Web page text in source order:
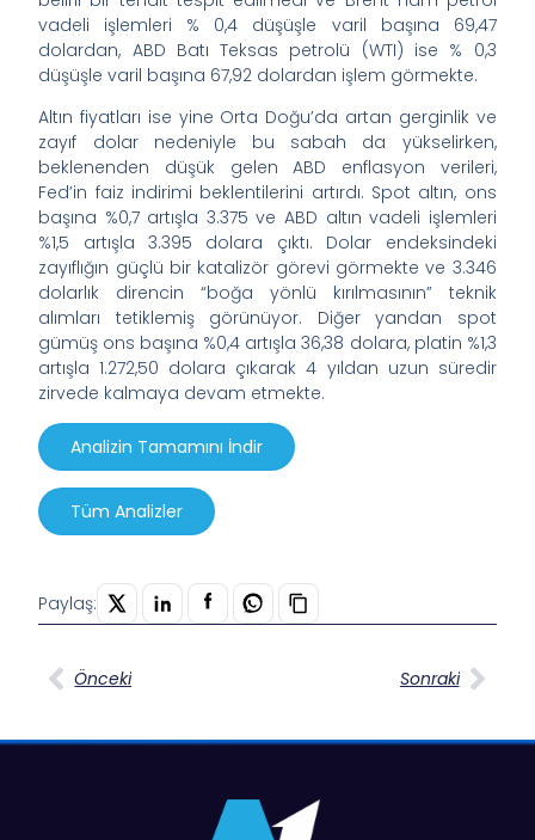
vadeli işlemleri % 0,4 düşüşle varil başına 69,47
dolardan, ABD Batı Teksas petrolü (WTI) ise % 0,3
düşüşle varil başına 67,92 dolardan işlem görmekte.
Altın fiyatları ise yine Orta Doğu’da artan gerginlik ve
zayıf dolar nedeniyle bu sabah da yükselirken,
beklenenden düşük gelen ABD enflasyon verileri,
Fed’in faiz indirimi beklentilerini artırdı. Spot altın, ons
başına %0,7 artışla 3.375 ve ABD altın vadeli işlemleri
%1,5 artışla 3.395 dolara çıktı. Dolar endeksindeki
zayıflığın güçlü bir katalizör görevi görmekte ve 3.346
dolarlık direncin “boğa yönlü kırılmasının” teknik
alımları tetiklemiş görünüyor. Diğer yandan spot
gümüş ons başına %0,4 artışla 36,38 dolara, platin %1,3
artışla 1.272,50 dolara çıkarak 4 yıldan uzun süredir
zirvede kalmaya devam etmekte.
Analizin Tamamını İndir
Tüm Analizler
Paylaş:
Önceki Sonraki